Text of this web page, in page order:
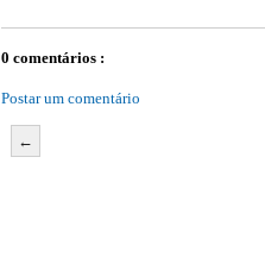
0 comentários :
Postar um comentário
←